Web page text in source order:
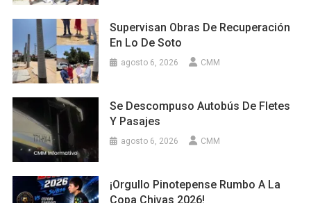
Supervisan Obras De Recuperación
En Lo De Soto
agosto 6, 2026 CMM
Se Descompuso Autobús De Fletes
Y Pasajes
agosto 6, 2026 CMM
¡Orgullo Pinotepense Rumbo A La
Copa Chivas 2026!